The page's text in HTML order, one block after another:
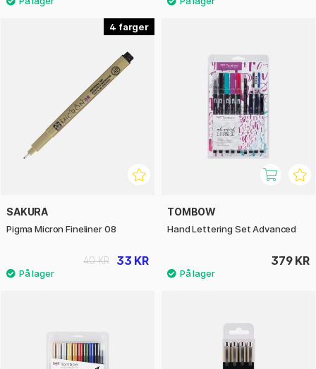
4
SAKURA
Pigma Micron Fineliner 08
33 KR
40 KR
TOMBOW
Hand Lettering Set Advanced
379 KR